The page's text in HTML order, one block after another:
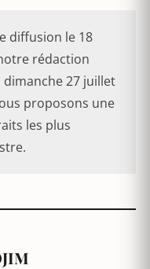
diffusion le 18
rédaction
27 juillet
proposons une
les plus